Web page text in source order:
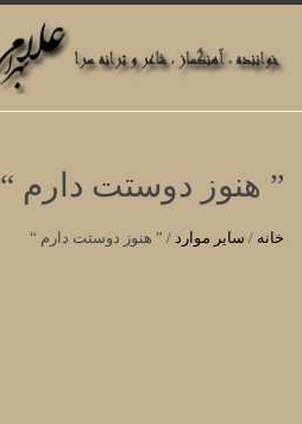
” هنوز دوستت دارم “
خانه / سایر موارد / ” هنوز دوستت دارم “